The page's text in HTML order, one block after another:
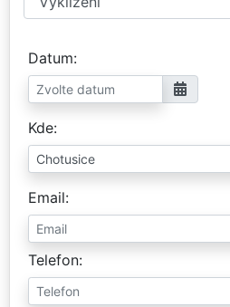
Datum
Kde
Email
Telefon